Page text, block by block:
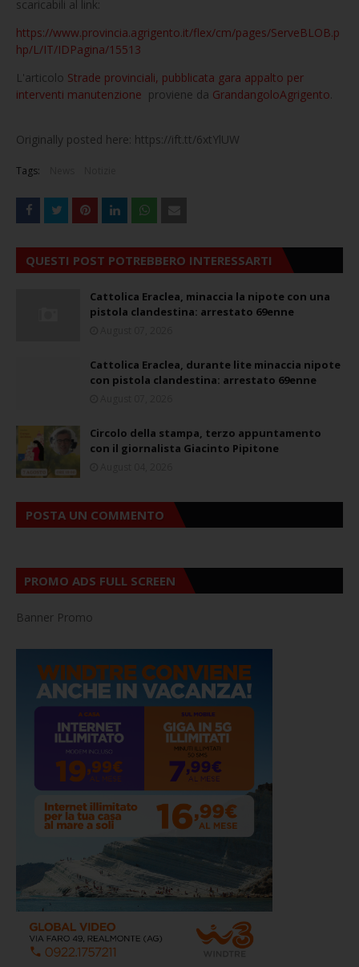
scaricabili al link:
https://www.provincia.agrigento.it/flex/cm/pages/ServeBLOB.p
hp/L/IT/IDPagina/15513
L'articolo Strade provinciali, pubblicata gara appalto per
interventi manutenzione proviene da GrandangoloAgrigento.
Originally posted here: https://ift.tt/6xtYlUW
Tags:
QUESTI POST POTREBBERO INTERESSARTI
Cattolica Eraclea, minaccia la nipote con una
pistola clandestina: arrestato 69enne
Cattolica Eraclea, durante lite minaccia nipote
con pistola clandestina: arrestato 69enne
Circolo della stampa, terzo appuntamento
con il giornalista Giacinto Pipitone
POSTA UN COMMENTO
PROMO ADS FULL SCREEN
Banner Promo